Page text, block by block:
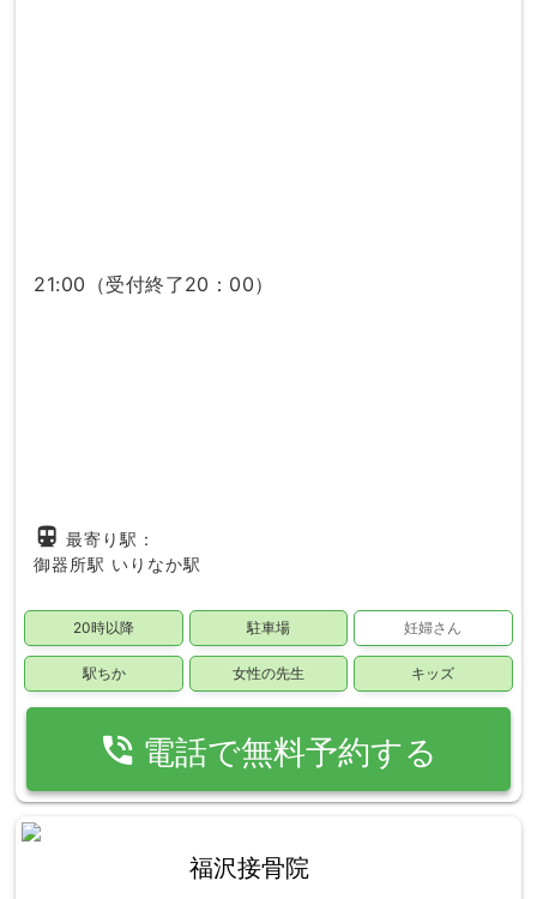
21:00（受付終了20：00）
directions_subway 最寄り駅：
御器所駅 いりなか駅
20時以降 駐車場 妊婦さん
駅ちか 女性の先生 キッズ
phone_in_talk 電話で無料予約する
福沢接骨院